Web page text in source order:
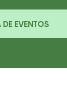
EVENTOS